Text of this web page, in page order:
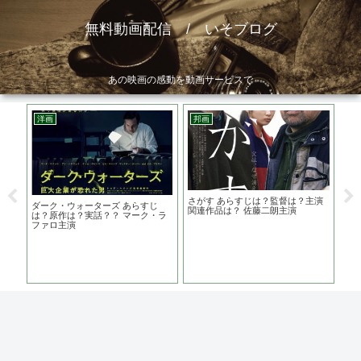
無料動画配信 / いそブログ
あの映画の感動を動画サービスで
洋画
ダーク・ウォーターズ あらすじ
は？原作は？実話？？ マーク・ラ
ファロ主演
邦画
さがす あらすじは？監督は？主演
関連作品は？ 佐藤二朗主演
星